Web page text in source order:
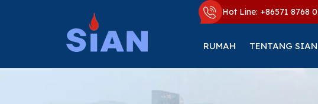
Hot Line: +86571 8768
RUMAH TENTANG SIAN